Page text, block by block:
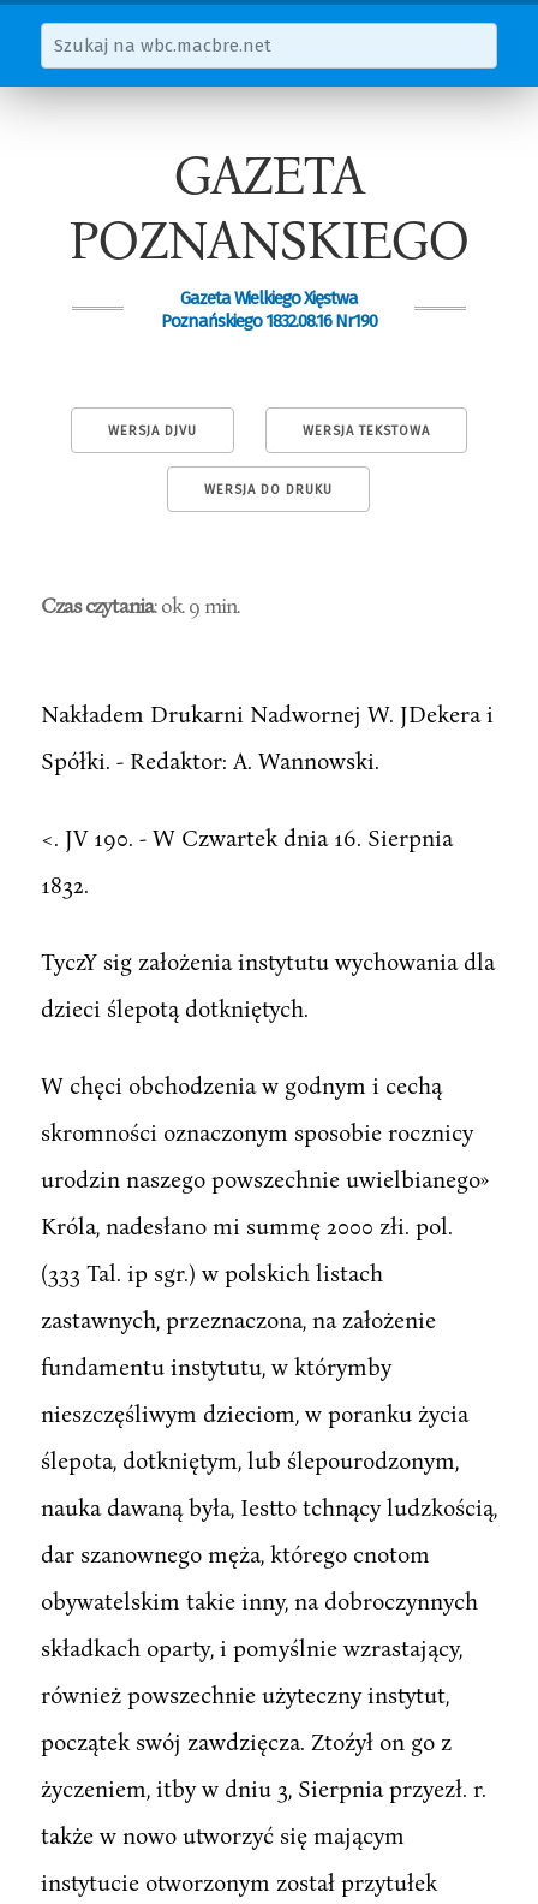
GAZETA
POZNANSKIEGO
Gazeta Wielkiego Xięstwa
Poznańskiego 1832.08.16 Nr190
WERSJA DJVU WERSJA TEKSTOWA
WERSJA DO DRUKU
Czas czytania: ok. 9 min.
Nakładem Drukarni Nadwornej W. JDekera i
Spółki. - Redaktor: A. Wannowski.
<. JV 190. - W Czwartek dnia 16. Sierpnia
1832.
TyczY sig założenia instytutu wychowania dla
dzieci ślepotą dotkniętych.
W chęci obchodzenia w godnym i cechą
skromności oznaczonym sposobie rocznicy
urodzin naszego powszechnie uwielbianego»
Króla, nadesłano mi summę 2000 złi. pol.
(333 Tal. ip sgr.) w polskich listach
zastawnych, przeznaczona, na założenie
fundamentu instytutu, w którymby
nieszczęśliwym dzieciom, w poranku życia
ślepota, dotkniętym, lub ślepourodzonym,
nauka dawaną była, Iestto tchnący ludzkością,
dar szanownego męża, którego cnotom
obywatelskim takie inny, na dobroczynnych
składkach oparty, i pomyślnie wzrastający,
również powszechnie użyteczny instytut,
początek swój zawdzięcza. Ztoźył on go z
życzeniem, itby w dniu 3, Sierpnia przyezł. r.
także w nowo utworzyć się mającym
instytucie otworzonym został przytułek